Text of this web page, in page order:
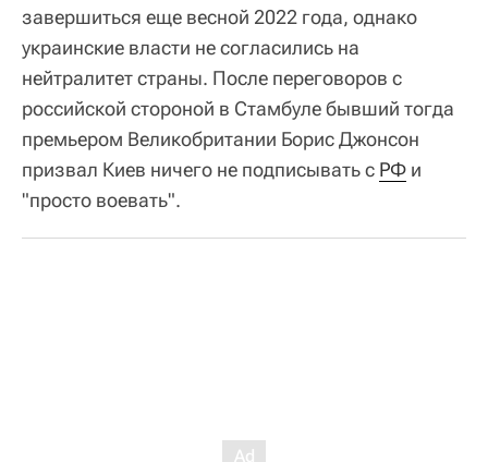
завершиться еще весной 2022 года, однако
украинские власти не согласились на
нейтралитет страны. После переговоров с
российской стороной в Стамбуле бывший тогда
премьером Великобритании Борис Джонсон
призвал Киев ничего не подписывать с РФ и
"просто воевать".